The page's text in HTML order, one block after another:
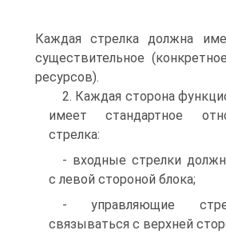
Каждая стрелка должна
существительное
ресурсов).
2. Каждая сторона
имеет стандартное
стрелка:
- входные стрелки
с левой стороной блока;
- управляющие
связываться с верхней